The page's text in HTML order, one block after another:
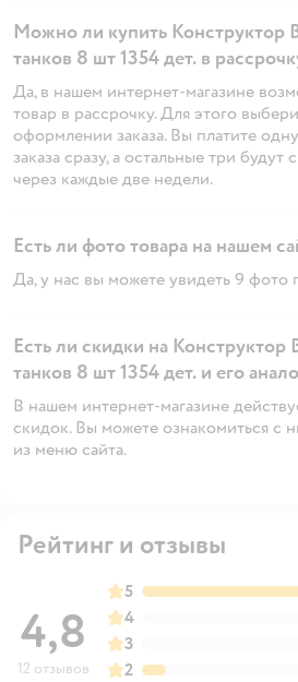
Можно ли купить Конструктор
танков 8 шт 1354 дет. в
Да, в нашем интернет-магазине
товар в рассрочку. Для этого
оформлении заказа. Вы платите
заказа сразу, а остальные три будут
через каждые две недели.
Есть ли фото товара на нашем
Да, у нас вы можете увидеть 9 фото
Есть ли скидки на
танков 8 шт 1354 дет. и его
В нашем интернет-магазине
скидок. Вы можете ознакомиться с
из меню сайта.
Рейтинг и отзывы
4,8
12 отзывов
5
4
3
2